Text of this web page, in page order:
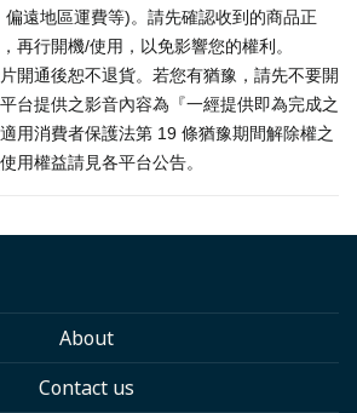
遠地區運費等)。請先確認收到的商品正
再行開機/使用，以免影響您的權利。
開通後恕不退貨。若您有猶豫，請先不要開
台提供之影音內容為『一經提供即為完成之
用消費者保護法第 19 條猶豫期間解除權之
用權益請見各平台公告。
About
Contact us